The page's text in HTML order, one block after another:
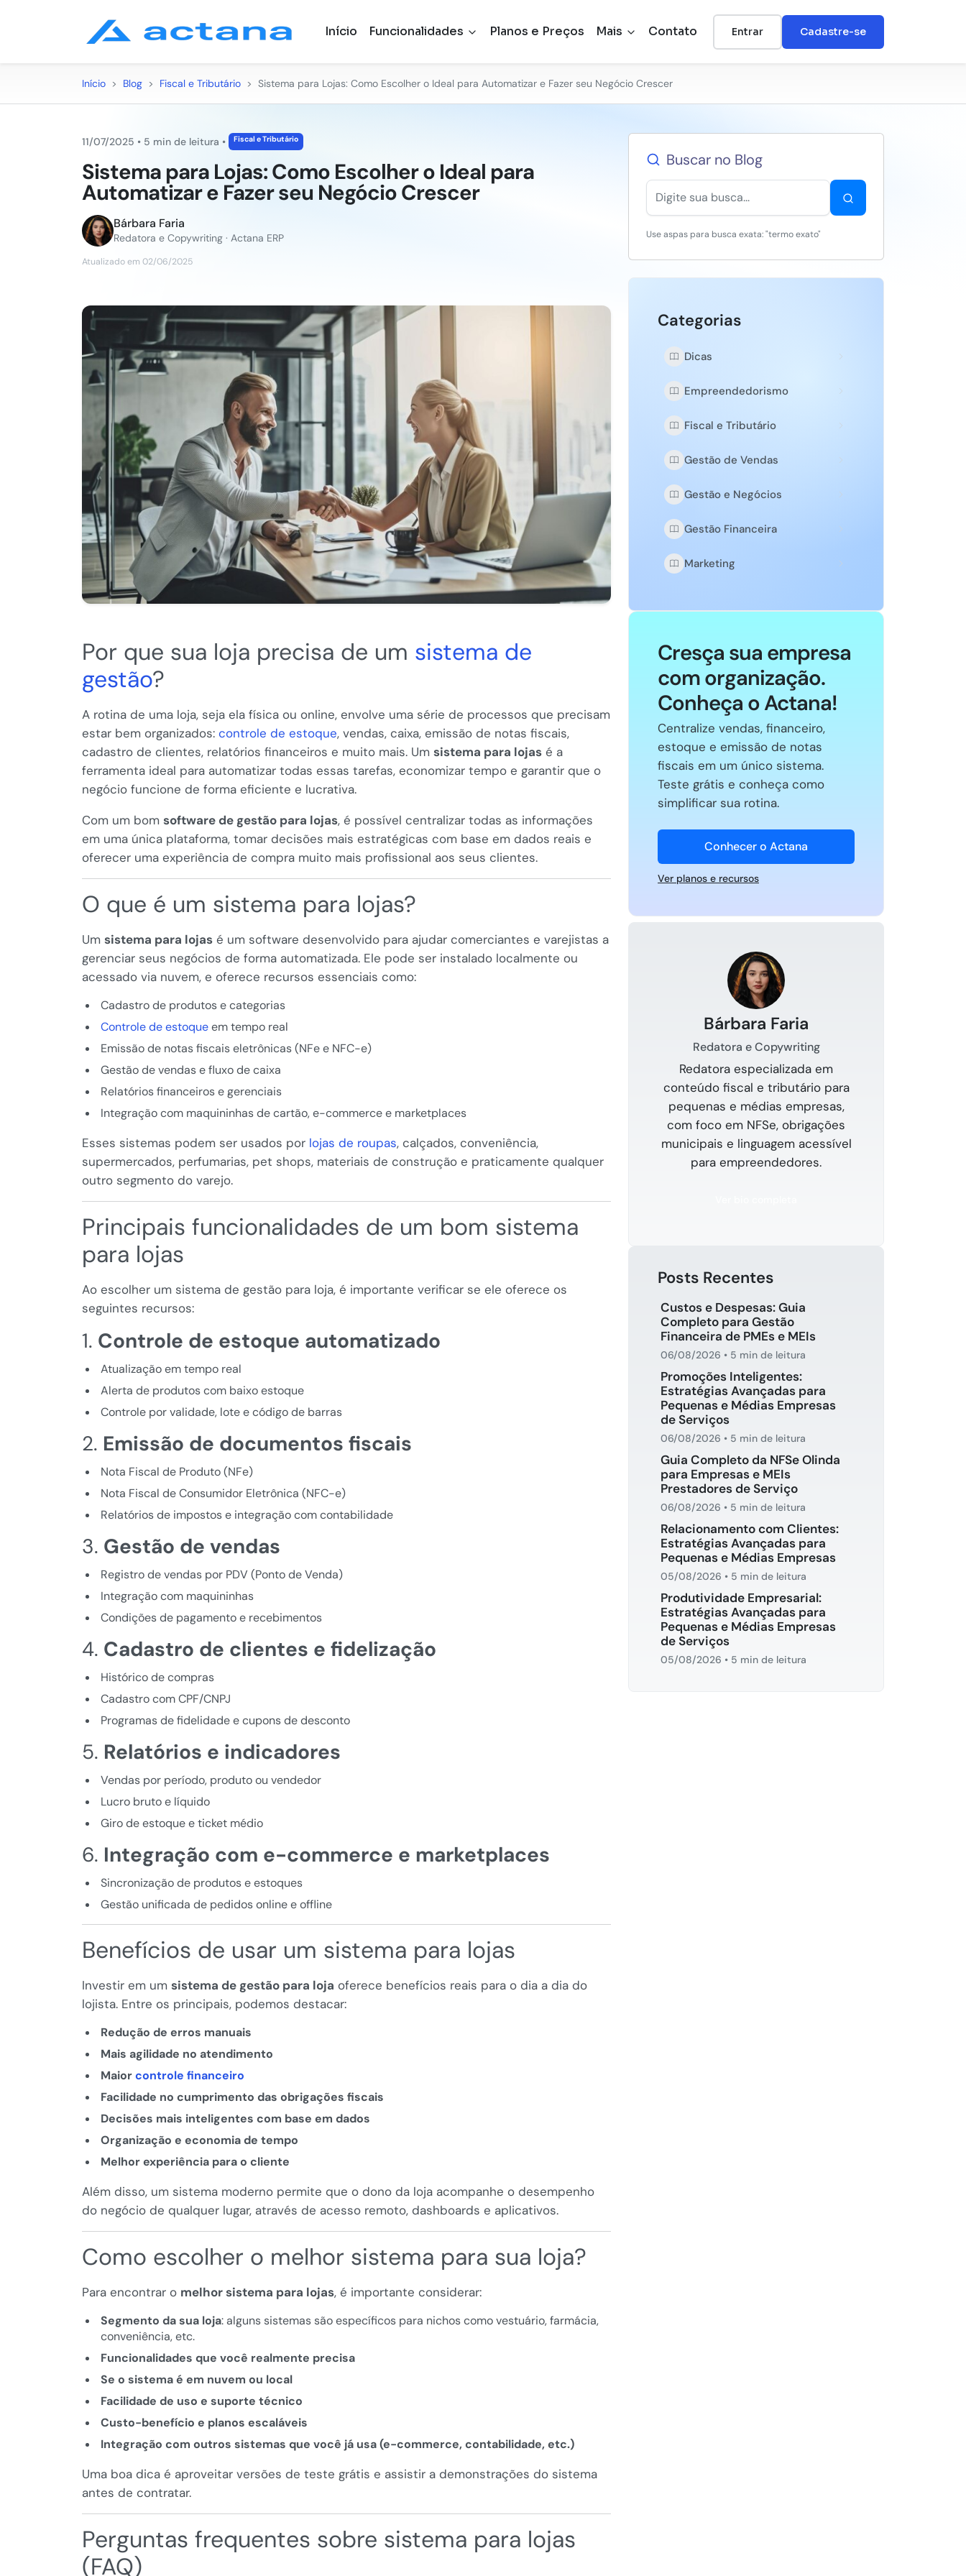
Início Funcionalidades Planos e Preços Mais Contato Entrar Cadastre-se
Início > Blog > Fiscal e Tributário > Sistema para Lojas: Como Escolher o Ideal para Automatizar e Fazer seu Negócio Crescer
11/07/2025 • 5 min de leitura • Fiscal e Tributário
Sistema para Lojas: Como Escolher o Ideal para
Automatizar e Fazer seu Negócio Crescer
Bárbara Faria
Redatora e Copywriting · Actana ERP
Atualizado em 02/06/2025
Por que sua loja precisa de um sistema de
gestão?
A rotina de uma loja, seja ela física ou online, envolve uma série de processos que precisam
estar bem organizados: controle de estoque, vendas, caixa, emissão de notas fiscais,
cadastro de clientes, relatórios financeiros e muito mais. Um sistema para lojas é a
ferramenta ideal para automatizar todas essas tarefas, economizar tempo e garantir que o
negócio funcione de forma eficiente e lucrativa.
Com um bom software de gestão para lojas, é possível centralizar todas as informações
em uma única plataforma, tomar decisões mais estratégicas com base em dados reais e
oferecer uma experiência de compra muito mais profissional aos seus clientes.
O que é um sistema para lojas?
Um sistema para lojas é um software desenvolvido para ajudar comerciantes e varejistas a
gerenciar seus negócios de forma automatizada. Ele pode ser instalado localmente ou
acessado via nuvem, e oferece recursos essenciais como:
Cadastro de produtos e categorias
Controle de estoqueem tempo real
Emissão de notas fiscais eletrônicas (NFe e NFC-e)
Gestão de vendas e fluxo de caixa
Relatórios financeiros e gerenciais
Integração com maquininhas de cartão, e-commerce e marketplaces
Esses sistemas podem ser usados por lojas de roupas, calçados, conveniência,
supermercados, perfumarias, pet shops, materiais de construção e praticamente qualquer
outro segmento do varejo.
Principais funcionalidades de um bom sistema
para lojas
Ao escolher um sistema de gestão para loja, é importante verificar se ele oferece os
seguintes recursos:
1. Controle de estoque automatizado
Atualização em tempo real
Alerta de produtos com baixo estoque
Controle por validade, lote e código de barras
2. Emissão de documentos fiscais
Nota Fiscal de Produto (NFe)
Nota Fiscal de Consumidor Eletrônica (NFC-e)
Relatórios de impostos e integração com contabilidade
3. Gestão de vendas
Registro de vendas por PDV (Ponto de Venda)
Integração com maquininhas
Condições de pagamento e recebimentos
4. Cadastro de clientes e fidelização
Histórico de compras
Cadastro com CPF/CNPJ
Programas de fidelidade e cupons de desconto
5. Relatórios e indicadores
Vendas por período, produto ou vendedor
Lucro bruto e líquido
Giro de estoque e ticket médio
6. Integração com e-commerce e marketplaces
Sincronização de produtos e estoques
Gestão unificada de pedidos online e offline
Benefícios de usar um sistema para lojas
Investir em um sistema de gestão para loja oferece benefícios reais para o dia a dia do
lojista. Entre os principais, podemos destacar:
Redução de erros manuais
Mais agilidade no atendimento
Maiorcontrole financeiro
Facilidade no cumprimento das obrigações fiscais
Decisões mais inteligentes com base em dados
Organização e economia de tempo
Melhor experiência para o cliente
Além disso, um sistema moderno permite que o dono da loja acompanhe o desempenho
do negócio de qualquer lugar, através de acesso remoto, dashboards e aplicativos.
Como escolher o melhor sistema para sua loja?
Para encontrar o melhor sistema para lojas, é importante considerar:
Segmento da sua loja: alguns sistemas são específicos para nichos como vestuário, farmácia,
conveniência, etc.
Funcionalidades que você realmente precisa
Se o sistema é em nuvem ou local
Facilidade de uso e suporte técnico
Custo-benefício e planos escaláveis
Integração com outros sistemas que você já usa (e-commerce, contabilidade, etc.)
Uma boa dica é aproveitar versões de teste grátis e assistir a demonstrações do sistema
antes de contratar.
Perguntas frequentes sobre sistema para lojas
(FAQ)
Buscar no Blog
Use aspas para busca exata: "termo exato"
Categorias
Dicas
Empreendedorismo
Fiscal e Tributário
Gestão de Vendas
Gestão e Negócios
Gestão Financeira
Marketing
Cresça sua empresa
com organização.
Conheça o Actana!
Centralize vendas, financeiro,
estoque e emissão de notas
fiscais em um único sistema.
Teste grátis e conheça como
simplificar sua rotina.
Conhecer o Actana
Ver planos e recursos
Bárbara Faria
Redatora e Copywriting
Redatora especializada em
conteúdo fiscal e tributário para
pequenas e médias empresas,
com foco em NFSe, obrigações
municipais e linguagem acessível
para empreendedores.
Posts Recentes
Custos e Despesas: Guia
Completo para Gestão
Financeira de PMEs e MEIs
06/08/2026 • 5 min de leitura
Promoções Inteligentes:
Estratégias Avançadas para
Pequenas e Médias Empresas
de Serviços
06/08/2026 • 5 min de leitura
Guia Completo da NFSe Olinda
para Empresas e MEIs
Prestadores de Serviço
06/08/2026 • 5 min de leitura
Relacionamento com Clientes:
Estratégias Avançadas para
Pequenas e Médias Empresas
05/08/2026 • 5 min de leitura
Produtividade Empresarial:
Estratégias Avançadas para
Pequenas e Médias Empresas
de Serviços
05/08/2026 • 5 min de leitura